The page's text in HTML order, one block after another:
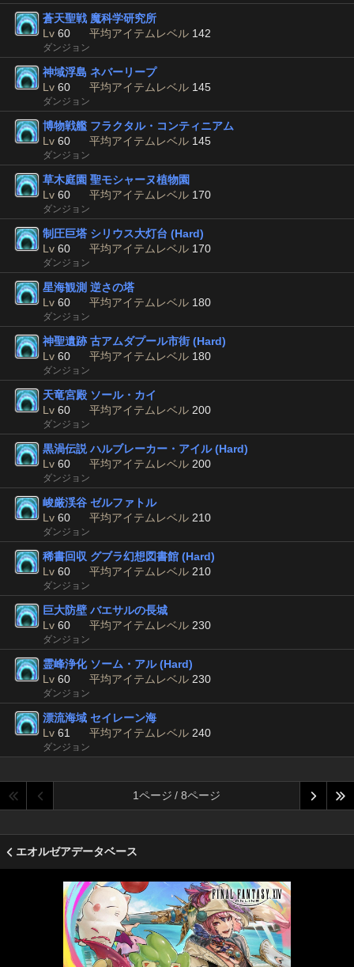
蒼天聖戦 魔科学研究所
Lv 60 平均アイテムレベル 142
ダンジョン
神域浮島 ネバーリープ
Lv 60 平均アイテムレベル 145
ダンジョン
博物戦艦 フラクタル・コンティニアム
Lv 60 平均アイテムレベル 145
ダンジョン
草木庭園 聖モシャーヌ植物園
Lv 60 平均アイテムレベル 170
ダンジョン
制圧巨塔 シリウス大灯台 (Hard)
Lv 60 平均アイテムレベル 170
ダンジョン
星海観測 逆さの塔
Lv 60 平均アイテムレベル 180
ダンジョン
神聖遺跡 古アムダプール市街 (Hard)
Lv 60 平均アイテムレベル 180
ダンジョン
天竜宮殿 ソール・カイ
Lv 60 平均アイテムレベル 200
ダンジョン
黒渦伝説 ハルブレーカー・アイル (Hard)
Lv 60 平均アイテムレベル 200
ダンジョン
峻厳渓谷 ゼルファトル
Lv 60 平均アイテムレベル 210
ダンジョン
稀書回収 グブラ幻想図書館 (Hard)
Lv 60 平均アイテムレベル 210
ダンジョン
巨大防壁 バエサルの長城
Lv 60 平均アイテムレベル 230
ダンジョン
霊峰浄化 ソーム・アル (Hard)
Lv 60 平均アイテムレベル 230
ダンジョン
漂流海域 セイレーン海
Lv 61 平均アイテムレベル 240
ダンジョン
1ページ / 8ページ
エオルゼアデータベース